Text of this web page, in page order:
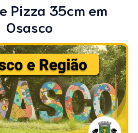
Pizza 35cm em
Osasco